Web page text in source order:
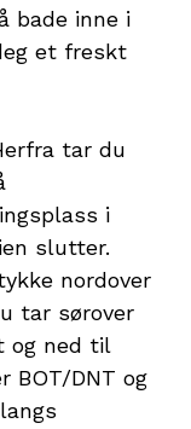
bade inne i
et freskt
tar du
i
slutter.
nordover
tar sørover
og ned til
BOT/DNT og